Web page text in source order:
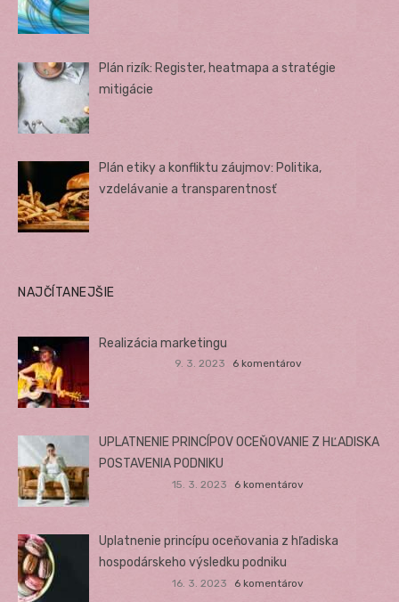
Plán rizík: Register, heatmapa a stratégie
mitigácie
Plán etiky a konfliktu záujmov: Politika,
vzdelávanie a transparentnosť
NAJČÍTANEJŠIE
Realizácia marketingu
9. 3. 2023 6 komentárov
UPLATNENIE PRINCÍPOV OCEŇOVANIE Z HĽADISKA
POSTAVENIA PODNIKU
15. 3. 2023 6 komentárov
Uplatnenie princípu oceňovania z hľadiska
hospodárskeho výsledku podniku
16. 3. 2023 6 komentárov